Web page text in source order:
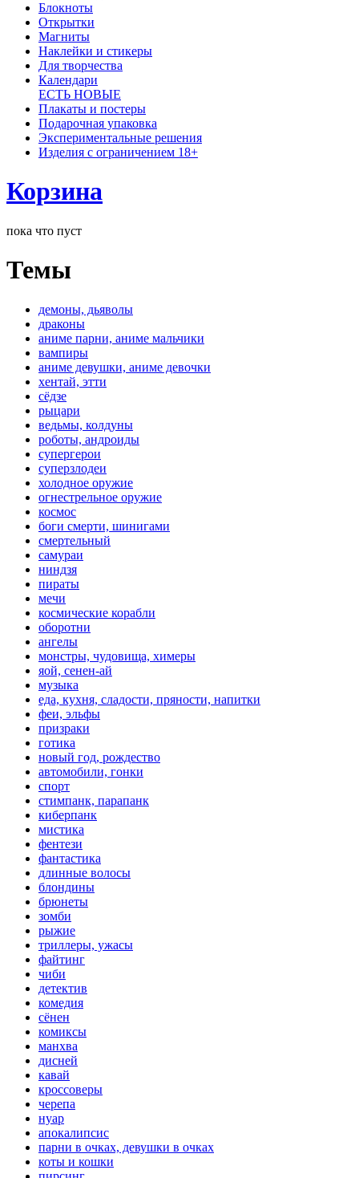
Блокноты
Открытки
Магниты
Наклейки и стикеры
Для творчества
Календари
ЕСТЬ НОВЫЕ
Плакаты и постеры
Подарочная упаковка
Экспериментальные решения
Изделия с ограничением 18+
Корзина
пока что пуст
Темы
демоны, дьяволы
драконы
аниме парни, аниме мальчики
вампиры
аниме девушки, аниме девочки
хентай, этти
сёдзе
рыцари
ведьмы, колдуны
роботы, андроиды
супергерои
суперзлодеи
холодное оружие
огнестрельное оружие
космос
боги смерти, шинигами
смертельный
самураи
ниндзя
пираты
мечи
космические корабли
оборотни
ангелы
монстры, чудовища, химеры
яой, сенен-ай
музыка
еда, кухня, сладости, пряности, напитки
феи, эльфы
призраки
готика
новый год, рождество
автомобили, гонки
спорт
стимпанк, парапанк
киберпанк
мистика
фентези
фантастика
длинные волосы
блондины
брюнеты
зомби
рыжие
триллеры, ужасы
файтинг
чиби
детектив
комедия
сёнен
комиксы
манхва
дисней
кавай
кроссоверы
черепа
нуар
апокалипсис
парни в очках, девушки в очках
коты и кошки